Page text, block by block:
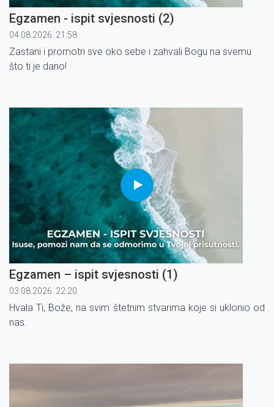
Egzamen - ispit svjesnosti (2)
04.08.2026. 21:58
Zastani i promotri sve oko sebe i zahvali Bogu na svemu
što ti je dano!
Egzamen – ispit svjesnosti (1)
03.08.2026. 22:20
Hvala Ti, Bože, na svim štetnim stvarima koje si uklonio od
nas.